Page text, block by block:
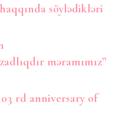
söylədikləri
məramımız”
rd anniversary of